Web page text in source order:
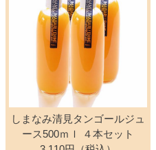
しまなみ清見タンゴールジュ
ース500ｍｌ ４本セット